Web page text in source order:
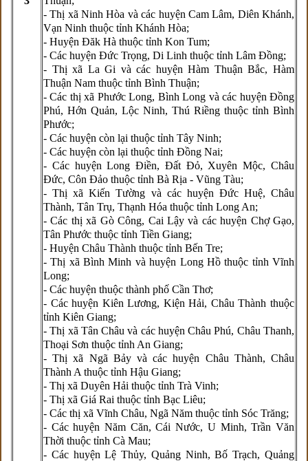
- Thị xã Ninh Hòa và các huyện Cam Lâm, Diên Khánh,
Vạn Ninh thuộc tỉnh Khánh Hòa;
- Huyện Đăk Hà thuộc tỉnh Kon Tum;
- Các huyện Đức Trọng, Di Linh thuộc tỉnh Lâm Đồng;
- Thị xã La Gi và các huyện Hàm Thuận Bắc, Hàm
Thuận Nam thuộc tỉnh Bình Thuận;
- Các thị xã Phước Long, Bình Long và các huyện Đồng
Phú, Hớn Quản, Lộc Ninh, Thú Riềng thuộc tỉnh Bình
Phước;
- Các huyện còn lại thuộc tỉnh Tây Ninh;
- Các huyện còn lại thuộc tỉnh Đồng Nai;
- Các huyện Long Điền, Đất Đỏ, Xuyên Mộc, Châu
Đức, Côn Đảo thuộc tỉnh Bà Rịa - Vũng Tàu;
- Thị xã Kiến Tường và các huyện Đức Huệ, Châu
Thành, Tân Trụ, Thạnh Hóa thuộc tỉnh Long An;
- Các thị xã Gò Công, Cai Lậy và các huyện Chợ Gạo,
Tân Phước thuộc tỉnh Tiền Giang;
- Huyện Châu Thành thuộc tỉnh Bến Tre;
- Thị xã Bình Minh và huyện Long Hồ thuộc tỉnh Vĩnh
Long;
- Các huyện thuộc thành phố Cần Thơ;
- Các huyện Kiên Lương, Kiện Hải, Châu Thành thuộc
tỉnh Kiên Giang;
- Thị xã Tân Châu và các huyện Châu Phú, Châu Thanh,
Thoại Sơn thuộc tỉnh An Giang;
- Thị xã Ngã Bảy và các huyện Châu Thành, Châu
Thành A thuộc tỉnh Hậu Giang;
- Thị xã Duyên Hải thuộc tỉnh Trà Vinh;
- Thị xã Giá Rai thuộc tỉnh Bạc Liêu;
- Các thị xã Vĩnh Châu, Ngã Năm thuộc tỉnh Sóc Trăng;
- Các huyện Năm Căn, Cái Nước, U Minh, Trần Văn
Thời thuộc tỉnh Cà Mau;
- Các huyện Lệ Thủy, Quảng Ninh, Bố Trạch, Quảng